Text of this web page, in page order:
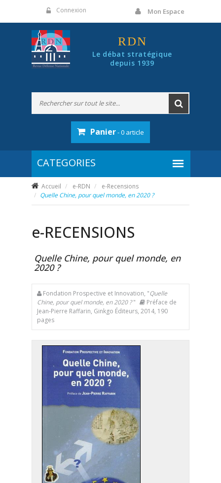
Connexion Mon Espace
RDN
Le débat stratégique
depuis 1939
Panier- 0 article
Accueil e-RDN
e-Recensions
Quelle Chine, pour quel monde, en 2020 ?
e-RECENSIONS
Quelle Chine, pour quel monde, en
2020 ?
Fondation Prospective et Innovation, "Quelle
Chine, pour quel monde, en 2020 ?"
Préface de
Jean-Pierre Raffarin, Ginkgo Éditeurs, 2014, 190
pages